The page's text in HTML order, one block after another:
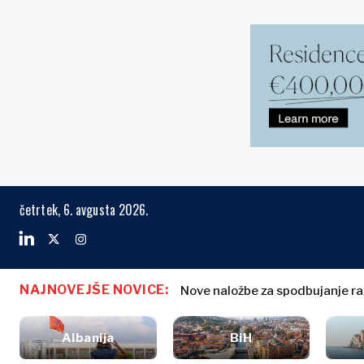
BiH
Črna Gora
Albanija
BiH
Kosovo*
Črna Gora
Makedonija
Srbija
Posel in
Poljoprivreda
Industrija
Energija
Okolje
četrtek, 6. avgusta 2026.
NAJNOVEJŠE NOVICE: Nove naložbe za spodbujanje
Slovenija: Ustavno sodišče
Albanija BiH